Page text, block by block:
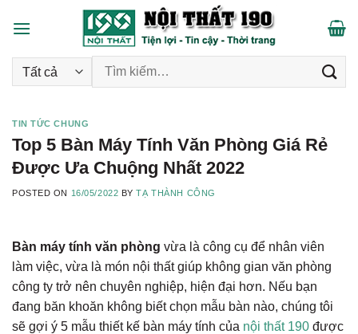
Tìm kiếm:
TIN TỨC CHUNG
Top 5 Bàn Máy Tính Văn Phòng Giá Rẻ
Được Ưa Chuộng Nhất 2022
POSTED ON 16/05/2022 BYTẠ THÀNH CÔNG
Bàn máy tính văn phòng vừa là công cụ để nhân viên
làm việc, vừa là món nội thất giúp không gian văn phòng
công ty trở nên chuyên nghiệp, hiện đại hơn. Nếu bạn
đang băn khoăn không biết chọn mẫu bàn nào, chúng tôi
sẽ gợi ý 5 mẫu thiết kế bàn máy tính của nội thất 190 được